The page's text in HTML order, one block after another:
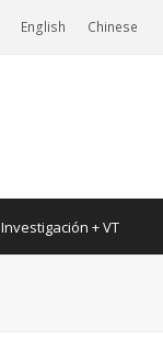
English Chinese
Investigación + VT